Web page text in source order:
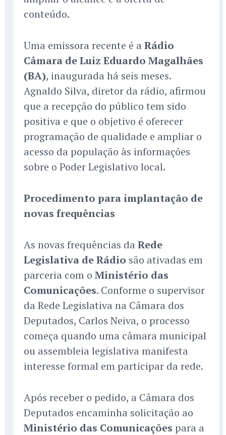
conteúdo.
Uma emissora recente é a Rádio
Câmara de Luiz Eduardo Magalhães
(BA), inaugurada há seis meses.
Agnaldo Silva, diretor da rádio, afirmou
que a recepção do público tem sido
positiva e que o objetivo é oferecer
programação de qualidade e ampliar o
acesso da população às informações
sobre o Poder Legislativo local.
Procedimento para implantação de
novas frequências
As novas frequências da Rede
Legislativa de Rádio são ativadas em
parceria com o Ministério das
Comunicações. Conforme o supervisor
da Rede Legislativa na Câmara dos
Deputados, Carlos Neiva, o processo
começa quando uma câmara municipal
ou assembleia legislativa manifesta
interesse formal em participar da rede.
Após receber o pedido, a Câmara dos
Deputados encaminha solicitação ao
Ministério das Comunicações para a